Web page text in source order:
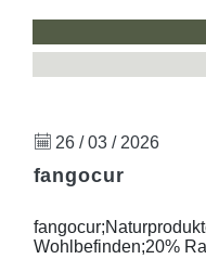
26 / 03 / 2026
fangocur
Wohlbefinden;20%